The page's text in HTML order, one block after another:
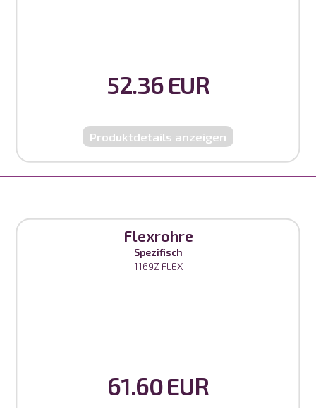
52.36 EUR
Produktdetails anzeigen
Flexrohre
Spezifisch
1169Z FLEX
61.60 EUR